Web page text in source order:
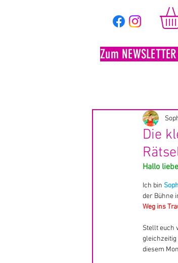
Zum
Die
Hallo
Ich bin
der Bühne
Weg ins
Stellt euch
diesem